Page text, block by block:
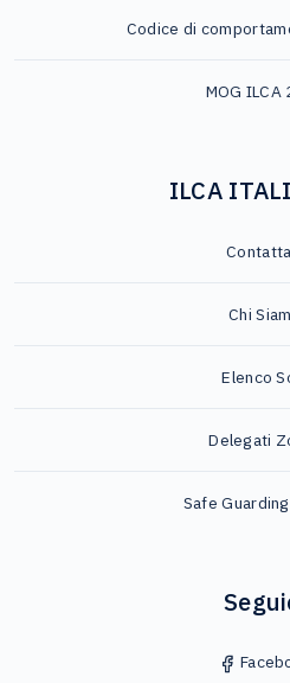
Codice di
MOG ILCA
ILCA
Chi
Elenco
Delegati
Safe